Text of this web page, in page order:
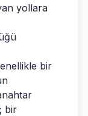
yollara
bir
bir